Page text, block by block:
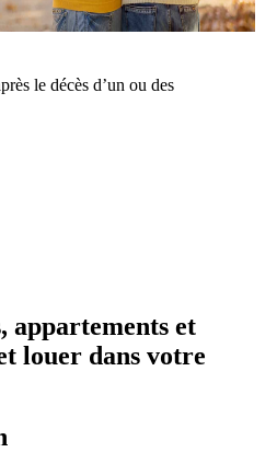
le décès d’un ou des
appartements et
louer dans votre